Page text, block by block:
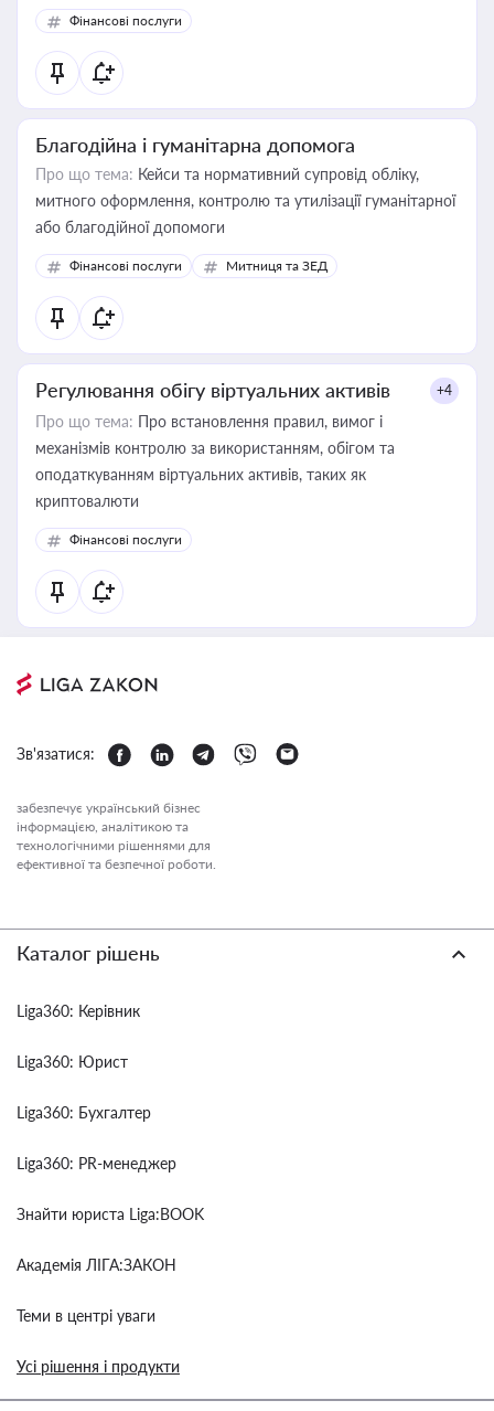
Фінансові послуги
Благодійна і гуманітарна допомога
Про що тема: Кейси та нормативний супровід обліку,
митного оформлення, контролю та утилізації гуманітарної
або благодійної допомоги
Фінансові послуги Митниця та ЗЕД
Регулювання обігу віртуальних активів +4
Про що тема: Про встановлення правил, вимог і
механізмів контролю за використанням, обігом та
оподаткуванням віртуальних активів, таких як
криптовалюти
Фінансові послуги
Зв'язатися:
забезпечує український бізнес
інформацією, аналітикою та
технологічними рішеннями для
ефективної та безпечної роботи.
Каталог рішень
Liga360: Керівник
Liga360: Юрист
Liga360: Бухгалтер
Liga360: PR-менеджер
Знайти юриста Liga:BOOK
Академія ЛІГА:ЗАКОН
Теми в центрі уваги
Усі рішення і продукти